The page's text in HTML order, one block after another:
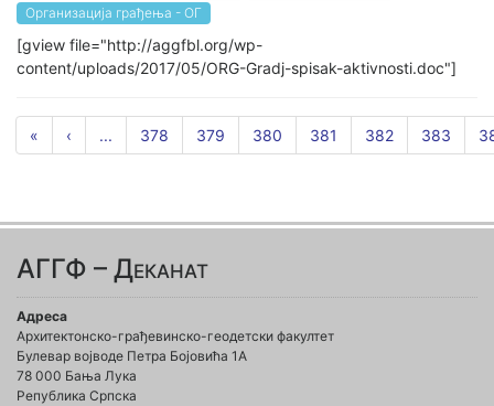
Организација грађења - ОГ
[gview file="http://aggfbl.org/wp-
content/uploads/2017/05/ORG-Gradj-spisak-aktivnosti.doc"]
« ‹ ... 378 379 380 381 382 383
АГГФ – Деканат
Адреса
Архитектонско-грађевинско-геодетски факултет
Булевар војводе Петра Бојовића 1A
78 000 Бања Лука
Република Српска